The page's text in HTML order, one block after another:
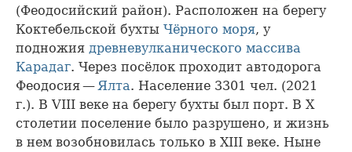
(Феодосийский район). Расположен на берегу
Коктебельской бухты Чёрного моря, у
подножия древневулканического массива
Карадаг. Через посёлок проходит автодорога
Феодосия — Ялта. Население 3301 чел. (2021
г.). В VIII веке на берегу бухты был порт. В X
столетии поселение было разрушено, и жизнь
в нем возобновилась только в XIII веке. Ныне